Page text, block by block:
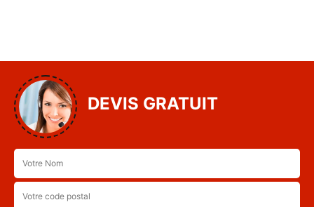
DEVIS GRATUIT